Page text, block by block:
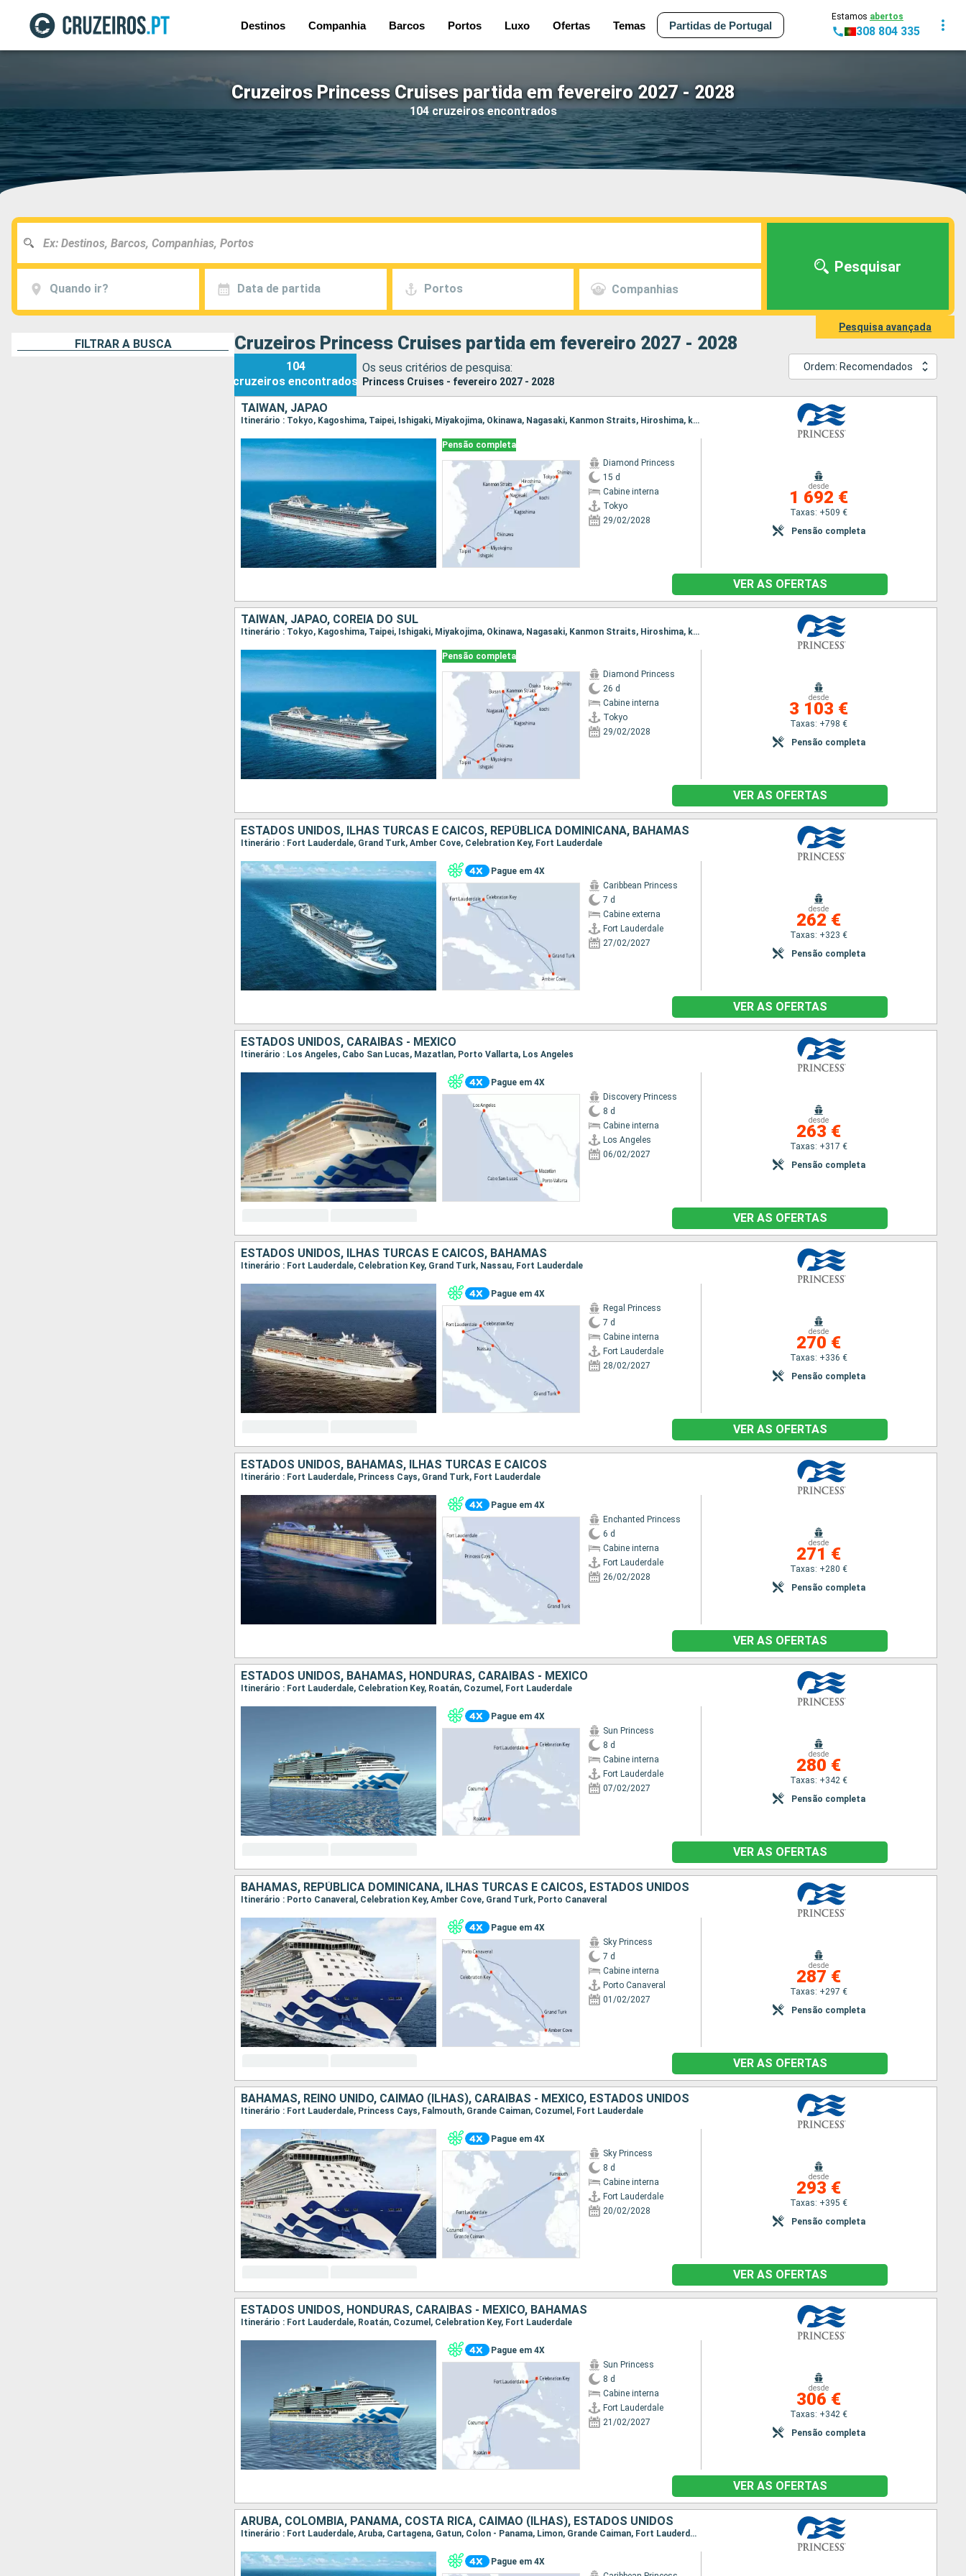
Destinos Companhia Barcos Portos Luxo Ofertas Temas Partidas de Portugal
Estamos abertos
308 804 335
Cruzeiros Princess Cruises partida em fevereiro 2027 - 2028
104 cruzeiros encontrados
Quando ir? Data de partida Portos Companhias
Pesquisar
Pesquisa avançada
FILTRAR A BUSCA Cruzeiros Princess Cruises partida em fevereiro 2027 - 2028
104
cruzeiros encontrados
Os seus critérios de pesquisa:
Princess Cruises - fevereiro 2027 - 2028
Ordem: Recomendados
TAIWAN, JAPÃO
Itinerário : Tokyo, Kagoshima, Taipei, Ishigaki, Miyakojima, Okinawa, Nagasaki, Kanmon Straits, Hiroshima, kochi, Shimizu, Tokyo
Pensão completa
Diamond Princess
15 d
Cabine interna
Tokyo
29/02/2028
desde
1 692 €
Taxas: +509 €
Pensão completa
VER AS OFERTAS
TAIWAN, JAPÃO, COREIA DO SUL
Itinerário : Tokyo, Kagoshima, Taipei, Ishigaki, Miyakojima, Okinawa, Nagasaki, Kanmon Straits, Hiroshima, kochi, Shimizu, Tokyo, Kagoshima, Nagasaki, Busan, Kanmon Straits, Hiroshima, Aburatsu, kochi, Osaka, Tokyo
Pensão completa
Diamond Princess
26 d
Cabine interna
Tokyo
29/02/2028
desde
3 103 €
Taxas: +798 €
Pensão completa
VER AS OFERTAS
ESTADOS UNIDOS, ILHAS TURCAS E CAICOS, REPÚBLICA DOMINICANA, BAHAMAS
Itinerário : Fort Lauderdale, Grand Turk, Amber Cove, Celebration Key, Fort Lauderdale
Pague em 4X
Caribbean Princess
7 d
Cabine externa
Fort Lauderdale
27/02/2027
desde
262 €
Taxas: +323 €
Pensão completa
VER AS OFERTAS
ESTADOS UNIDOS, CARAIBAS - MEXICO
Itinerário : Los Angeles, Cabo San Lucas, Mazatlan, Porto Vallarta, Los Angeles
Pague em 4X
Discovery Princess
8 d
Cabine interna
Los Angeles
06/02/2027
desde
263 €
Taxas: +317 €
Pensão completa
VER AS OFERTAS
ESTADOS UNIDOS, ILHAS TURCAS E CAICOS, BAHAMAS
Itinerário : Fort Lauderdale, Celebration Key, Grand Turk, Nassau, Fort Lauderdale
Pague em 4X
Regal Princess
7 d
Cabine interna
Fort Lauderdale
28/02/2027
desde
270 €
Taxas: +336 €
Pensão completa
VER AS OFERTAS
ESTADOS UNIDOS, BAHAMAS, ILHAS TURCAS E CAICOS
Itinerário : Fort Lauderdale, Princess Cays, Grand Turk, Fort Lauderdale
Pague em 4X
Enchanted Princess
6 d
Cabine interna
Fort Lauderdale
26/02/2028
desde
271 €
Taxas: +280 €
Pensão completa
VER AS OFERTAS
ESTADOS UNIDOS, BAHAMAS, HONDURAS, CARAIBAS - MEXICO
Itinerário : Fort Lauderdale, Celebration Key, Roatán, Cozumel, Fort Lauderdale
Pague em 4X
Sun Princess
8 d
Cabine interna
Fort Lauderdale
07/02/2027
desde
280 €
Taxas: +342 €
Pensão completa
VER AS OFERTAS
BAHAMAS, REPÚBLICA DOMINICANA, ILHAS TURCAS E CAICOS, ESTADOS UNIDOS
Itinerário : Porto Canaveral, Celebration Key, Amber Cove, Grand Turk, Porto Canaveral
Pague em 4X
Sky Princess
7 d
Cabine interna
Porto Canaveral
01/02/2027
desde
287 €
Taxas: +297 €
Pensão completa
VER AS OFERTAS
BAHAMAS, REINO UNIDO, CAIMÃO (ILHAS), CARAIBAS - MEXICO, ESTADOS UNIDOS
Itinerário : Fort Lauderdale, Princess Cays, Falmouth, Grande Caiman, Cozumel, Fort Lauderdale
Pague em 4X
Sky Princess
8 d
Cabine interna
Fort Lauderdale
20/02/2028
desde
293 €
Taxas: +395 €
Pensão completa
VER AS OFERTAS
ESTADOS UNIDOS, HONDURAS, CARAIBAS - MEXICO, BAHAMAS
Itinerário : Fort Lauderdale, Roatán, Cozumel, Celebration Key, Fort Lauderdale
Pague em 4X
Sun Princess
8 d
Cabine interna
Fort Lauderdale
21/02/2027
desde
306 €
Taxas: +342 €
Pensão completa
VER AS OFERTAS
ARUBA, COLÔMBIA, PANAMA, COSTA RICA, CAIMÃO (ILHAS), ESTADOS UNIDOS
Itinerário : Fort Lauderdale, Aruba, Cartagena, Gatun, Colon - Panama, Limon, Grande Caiman, Fort Lauderdale
Pague em 4X